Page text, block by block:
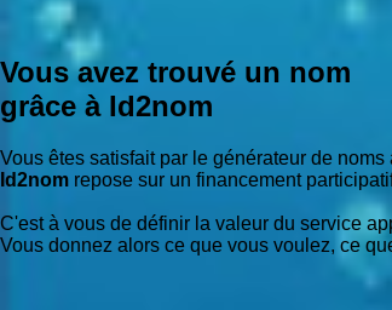
Vous avez trouvé un nom
grâce à Id2nom
Vous êtes satisfait par le générateur de noms
Id2nom repose sur un financement
C'est à vous de définir la valeur du service
Vous donnez alors ce que vous voulez, ce